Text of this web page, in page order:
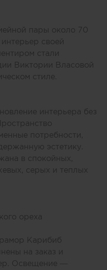
пары около 70
своей
стали
Виктории Власовой
стиле.
интерьера без
потребности,
эстетику.
в спокойных,
серых и теплых
ореха
Карибиб
на заказ и
Освещение —